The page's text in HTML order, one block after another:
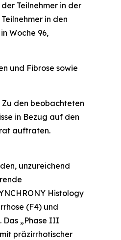
Teilnehmer in der
in den
Woche 96,
und Fibrose sowie
Zu den beobachteten
in Bezug auf den
auftraten.
unzureichend
Histology
(F4) und
Das „Phase III
präzirrhotischer